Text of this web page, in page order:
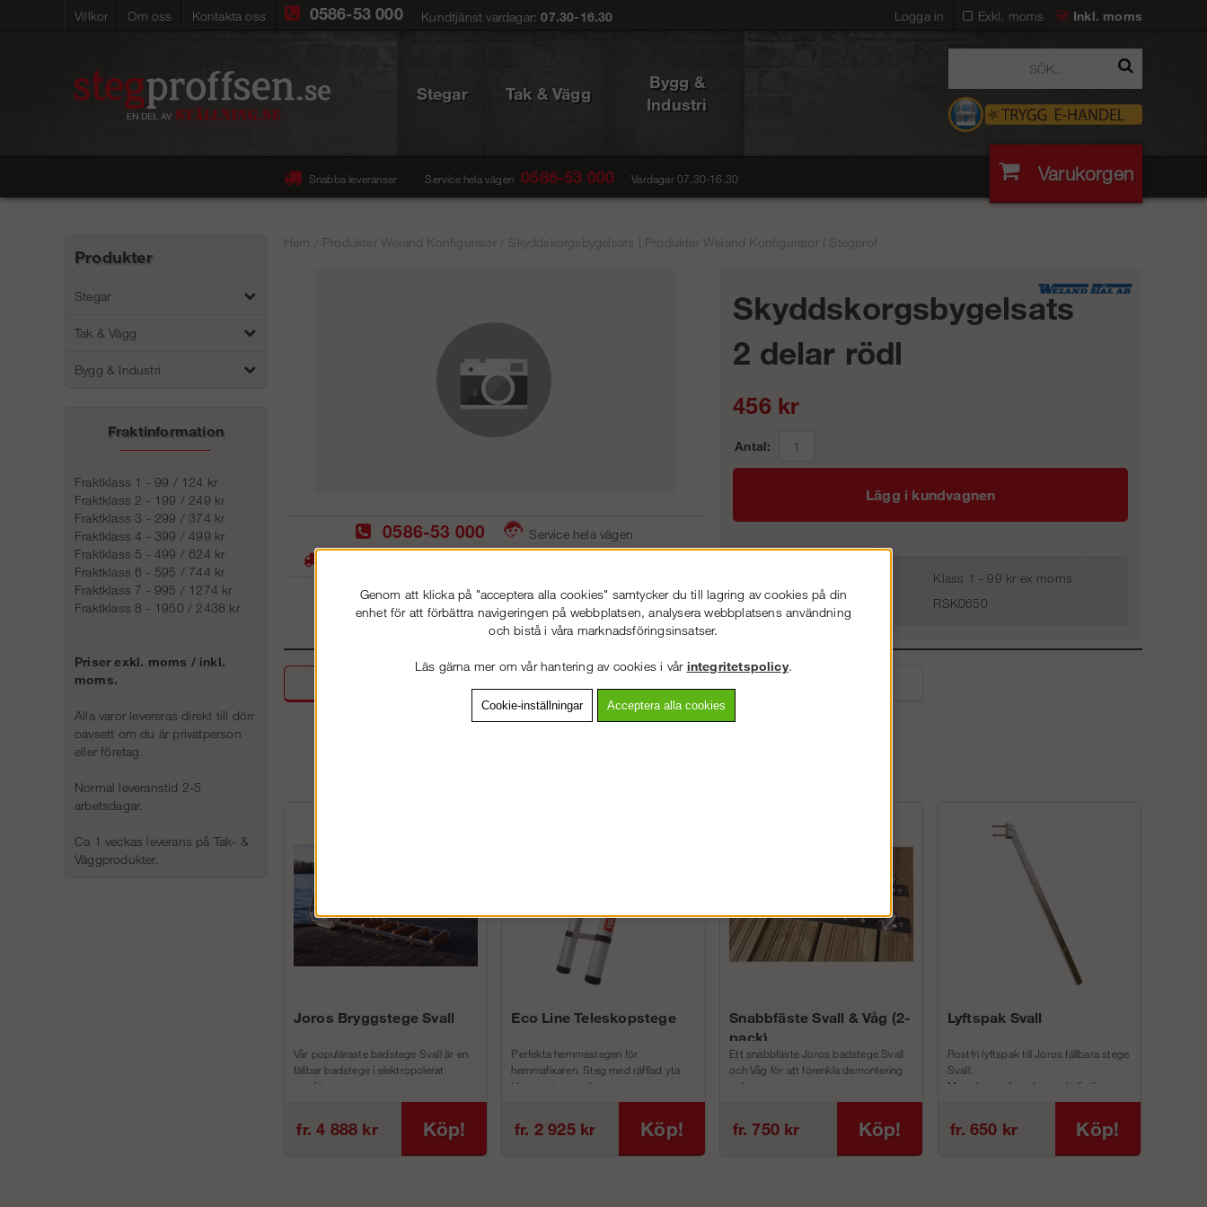
Villkor Om oss Kontakta oss Exkl. moms Inkl. moms
0586-53 000 Kundtjänst vardagar:07.30-16.30 Logga in
Stegar Tak & Vägg
Bygg &
Industri
Snabba leveranser Service hela vägen 0586-53 000 Vardagar 07.30-16.30 Varukorgen
Produkter
Stegar
Tak & Vägg
Bygg & Industri
Fraktinformation
Fraktklass 1 - 99 / 124 kr
Fraktklass 2 - 199 / 249 kr
Fraktklass 3 - 299 / 374 kr
Fraktklass 4 - 399 / 499 kr
Fraktklass 5 - 499 / 624 kr
Fraktklass 6 - 595 / 744 kr
Fraktklass 7 - 995 / 1274 kr
Fraktklass 8 - 1950 / 2438 kr
Priser exkl. moms / inkl.
moms.
Alla varor levereras direkt till dörr
oavsett om du är privatperson
eller företag.
Normal leveranstid 2-5
arbetsdagar.
Ca 1 veckas leverans på Tak- &
Väggprodukter.
Hem Produkter Weland Konfigurator/ Skyddskorgsbygelsats | Produkter Weland Konfigurator | Stegprof
0586-53 000
Service hela vägen
Skyddskorgsbygelsats
2 delar rödl
456kr
Antal:
Lägg i kundvagnen
Klass 1 - 99 kr ex moms
Artnr:
RSK0650
Detaljerad info
Joros Bryggstege Svall
Vår populäraste badstege Svall är en
fällbar badstege i elektropolerat
rostfri...
fr. 4 888 kr Köp!
Eco Line Teleskopstege
Perfekta hemmastegen för
hemmafixaren. Steg med räfflad yta
för att minimera h...
fr. 2 925 kr Köp!
Snabbfäste Svall & Våg (2-
pack)
Ett snabbfäste Joros badstege Svall
och Våg för att förenkla demontering
och m...
fr. 750 kr Köp!
Lyftspak Svall
Rostfri lyftspak till Joros fällbara stege
Svall.
Man skruvar fast denna i befintliga
fr. 650 kr Köp!
Genom att klicka på "acceptera alla cookies" samtycker du till lagring av cookies på din
enhet för att förbättra navigeringen på webbplatsen, analysera webbplatsens användning
och bistå i våra marknadsföringsinsatser.
Läs gärna mer om vår hantering av cookies i vår integritetspolicy.
Cookie-inställningar Acceptera alla cookies
VÄLKOMMEN TILL STEGPROFFSEN.SE